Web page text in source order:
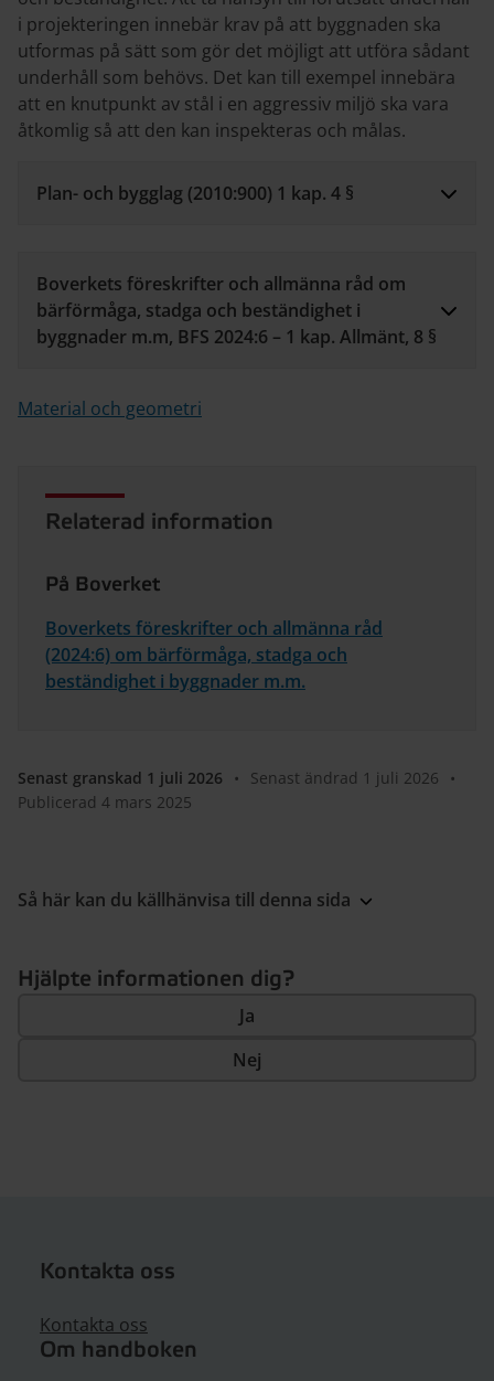
i projekteringen innebär krav på att byggnaden ska
utformas på sätt som gör det möjligt att utföra sådant
underhåll som behövs. Det kan till exempel innebära
att en knutpunkt av stål i en aggressiv miljö ska vara
åtkomlig så att den kan inspekteras och målas.
Plan- och bygglag (2010:900) 1 kap. 4 §
Boverkets föreskrifter och allmänna råd om
bärförmåga, stadga och beständighet i
byggnader m.m, BFS 2024:6 – 1 kap. Allmänt, 8 §
Material och geometri
Relaterad information
På Boverket
Boverkets föreskrifter och allmänna råd
(2024:6) om bärförmåga, stadga och
beständighet i byggnader m.m.
Senast granskad 1 juli 2026 • Senast ändrad 1 juli 2026
•
Publicerad 4 mars 2025
Så här kan du källhänvisa till denna sida
Hjälpte informationen dig?
Ja
Nej
Kontakta oss
Kontakta oss
Om handboken